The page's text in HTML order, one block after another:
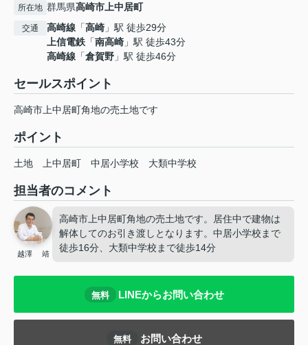
所在地 群馬県高崎市 上中居町
交通 高崎線 「高崎 」駅 徒歩29分
上信電鉄 「南高崎 」駅 徒歩43分
高崎線 「倉賀野 」駅 徒歩46分
セールスポイント
高崎市上中居町角地の売土地です
ポイント
土地 上中居町 中居小学校 大類中学校
担当者のコメント
越澤 靖
高崎市上中居町角地の売土地です。居住中で建物は
解体してのお引き渡しとなります。中居小学校まで
徒歩16分、大類中学校まで徒歩14分
無料 LINEからお問い合わせ
無料 お問い合わせ